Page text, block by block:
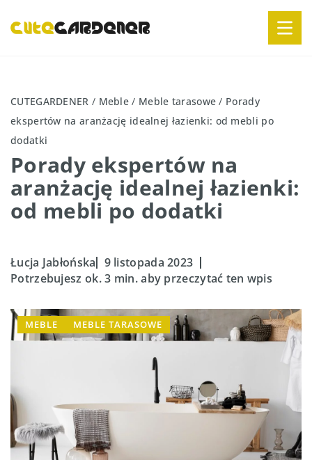
CUTEGARDENER / Meble / Meble tarasowe / Porady
ekspertów na aranżację idealnej łazienki: od mebli po
dodatki
Porady ekspertów na
aranżację idealnej łazienki:
od mebli po dodatki
Łucja Jabłońska
9 listopada 2023
Potrzebujesz ok. 3 min. aby przeczytać ten wpis
MEBLE MEBLE TARASOWE